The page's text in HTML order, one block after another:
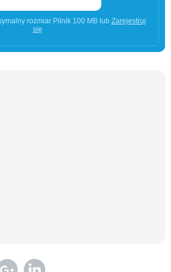
rozmiar Pilnik 100 MB lub Zarejestruj
się